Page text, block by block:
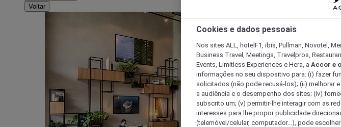
Voltar
Cookies e dados pessoais
Nos sites ALL, hotelF1, ibis, Pullman, Novotel,
Business Travel, Meetings, Travelpros,
Events, Limitless Experiences e Hera, a Accor e
informações no seu dispositivo para: (i) fazer
solicitados (não pode recusá-los); (ii) melhorar
a audiência e o desempenho dos sites; (iv)
subscrito um; (v) permitir-lhe interagir com as
interesses para lhe propor publicidade
(telemóvel/celular, computador...), pode